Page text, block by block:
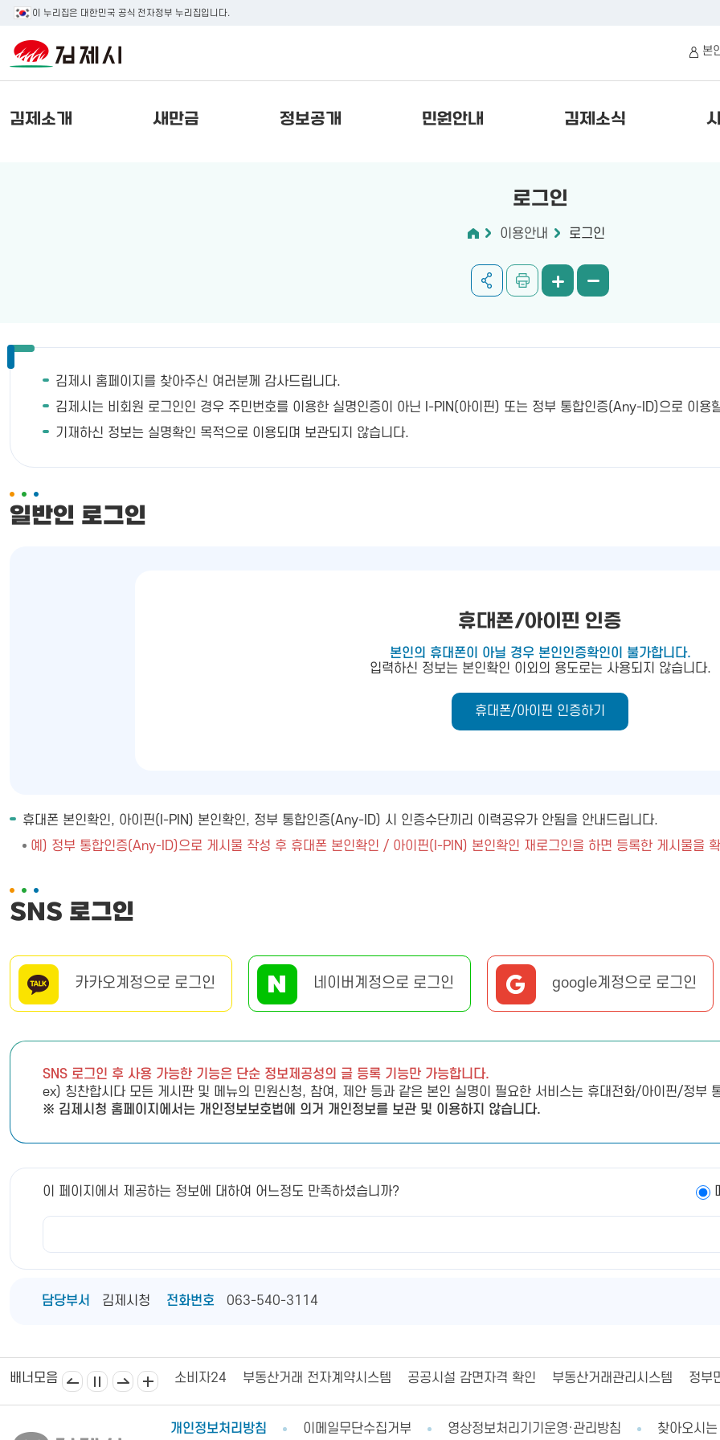
이 누리집은 대한민국 공식 전자정부 누리집입니다.
김제소개 새만금 정보공개 민원안내 김제소식
본
로그인
이용안내 로그인
김제시 홈페이지를 찾아주신 여러분께 감사드립니다.
김제시는 비회원 로그인인 경우 주민번호를 이용한 실명인증이 아닌 I-PIN(아이핀) 또는 정부 통합인증(Any-ID)으로 이용
기재하신 정보는 실명확인 목적으로 이용되며 보관되지 않습니다.
일반인 로그인
휴대폰/아이핀 인증
본인의 휴대폰이 아닐 경우 본인인증확인이 불가합니다.
입력하신 정보는 본인확인 이외의 용도로는 사용되지 않습니다.
휴대폰/아이핀 인증하기
휴대폰 본인확인, 아이핀(I-PIN) 본인확인, 정부 통합인증(Any-ID) 시 인증수단끼리 이력공유가 안됨을 안내드립니다.
예) 정부 통합인증(Any-ID)으로 게시물 작성 후 휴대폰 본인확인 / 아이핀(I-PIN) 본인확인 재로그인을 하면 등록한 게시물을
SNS 로그인
카카오계정으로 로그인 네이버계정으로 로그인 google계정으로 로그인
SNS 로그인 후 사용 가능한 기능은 단순 정보제공성의 글 등록 기능만 가능합니다.
ex) 칭찬합시다 모든 게시판 및 메뉴의 민원신청, 참여, 제안 등과 같은 본인 실명이 필요한 서비스는 휴대전화/아이핀/정부
※ 김제시청 홈페이지에서는 개인정보보호법에 의거 개인정보를 보관 및 이용하지 않습니다.
이 페이지에서 제공하는 정보에 대하여 어느정도 만족하셨습니까?
담당부서 김제시청 전화번호 063-540-3114
배너모음
제상공회의소 김제시의회 소비자24 부동산거래 전자계약시스템 공공시설 감면자격 확인 부동산거래관리시스템 정부
개인정보처리방침 이메일무단수집거부 영상정보처리기기운영·관리방침 찾아오시